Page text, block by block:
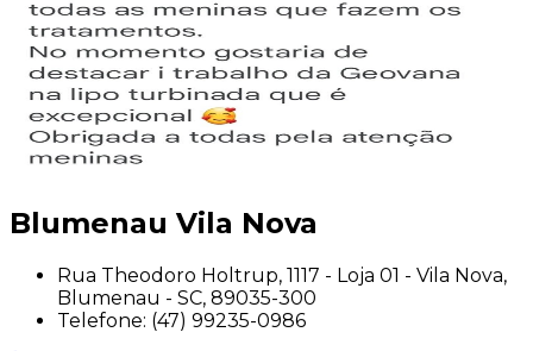
Blumenau Vila Nova
Rua Theodoro Holtrup, 1117 - Loja 01 - Vila Nova,
Blumenau - SC, 89035-300
Telefone: (47) 99235-0986